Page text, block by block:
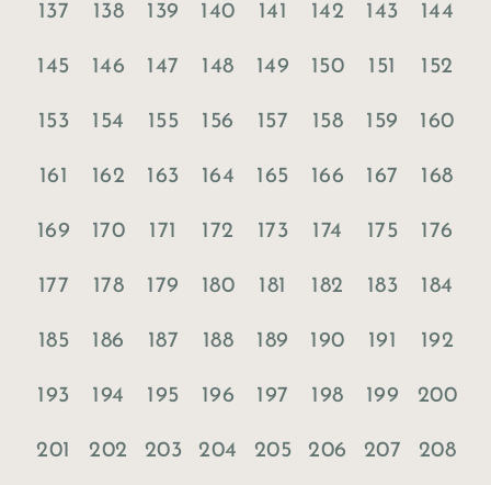
137 138 139 140 141 142 143 144
145 146 147 148 149 150 151 152
153 154 155 156 157 158 159 160
161 162 163 164 165 166 167 168
169 170 171 172 173 174 175 176
177 178 179 180 181 182 183 184
185 186 187 188 189 190 191 192
193 194 195 196 197 198 199 200
201 202 203 204 205 206 207 208